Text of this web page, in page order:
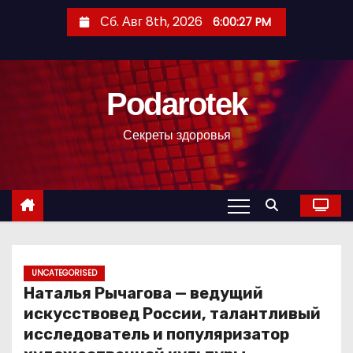
с
Сб. Авг 8th, 2026 6:00:28 PM
Podarotek
Секреты здоровья
UNCATEGORISED
Наталья Рычагова — ведущий
искусствовед России, талантливый
исследователь и популяризатор